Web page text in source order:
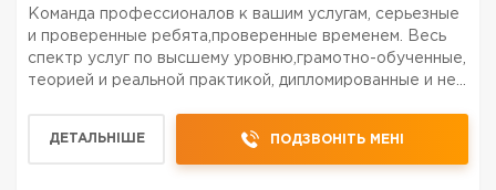
Команда профессионалов к вашим услугам, серьезные
и проверенные ребята,проверенные временем. Весь
спектр услуг по высшему уровню,грамотно-обученные,
теорией и реальной практикой, дипломированные и не
УЖЕ,ПРЯМО С...
ДЕТАЛЬНІШЕ ПОДЗВОНІТЬ МЕНІ